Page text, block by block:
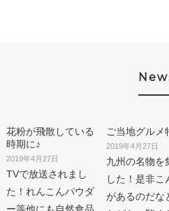
花粉が飛散している
時期に♪
2019年4月27日
TVで放送されまし
た！れんこんパウダ
ご当地グルメ
2019年4月27日
九州の名物を
した！是非こ
があるのだな